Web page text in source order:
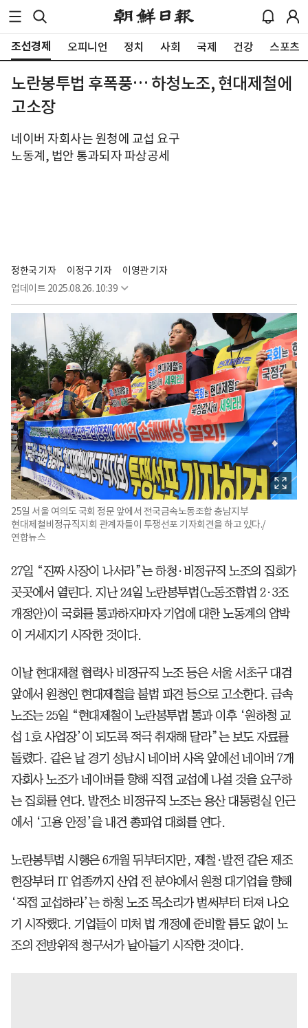
조선경제 오피니언 정치 사회 국제 건강 스포츠
노란봉투법 후폭풍… 하청노조, 현대제철에
고소장
네이버 자회사는 원청에 교섭 요구
노동계, 법안 통과되자 파상공세
정한국 기자 이정구 기자
이영관 기자
업데이트 2025.08.26. 10:39
25일 서울 여의도 국회 정문 앞에서 전국금속노동조합 충남지부
현대제철비정규직지회 관계자들이 투쟁선포 기자회견을 하고 있다./
연합뉴스
27일 “진짜 사장이 나서라”는 하청·비정규직 노조의 집회가
곳곳에서 열린다. 지난 24일 노란봉투법(노동조합법 2·3조
개정안)이 국회를 통과하자마자 기업에 대한 노동계의 압박
이 거세지기 시작한 것이다.
이날 현대제철 협력사 비정규직 노조 등은 서울 서초구 대검
앞에서 원청인 현대제철을 불법 파견 등으로 고소한다. 금속
노조는 25일 “현대제철이 노란봉투법 통과 이후 ‘원하청 교
섭 1호 사업장’이 되도록 적극 취재해 달라”는 보도 자료를
돌렸다. 같은 날 경기 성남시 네이버 사옥 앞에선 네이버 7개
자회사 노조가 네이버를 향해 직접 교섭에 나설 것을 요구하
는 집회를 연다. 발전소 비정규직 노조는 용산 대통령실 인근
에서 ‘고용 안정’을 내건 총파업 대회를 연다.
노란봉투법 시행은 6개월 뒤부터지만, 제철·발전 같은 제조
현장부터 IT 업종까지 산업 전 분야에서 원청 대기업을 향해
‘직접 교섭하라’는 하청 노조 목소리가 벌써부터 터져 나오
기 시작했다. 기업들이 미처 법 개정에 준비할 틈도 없이 노
조의 전방위적 청구서가 날아들기 시작한 것이다.